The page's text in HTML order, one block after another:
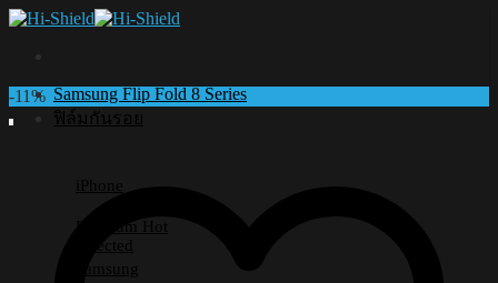
Skip
Samsung Flip Fold 8 Series
ฟิล์มกันรอย
iPhone
Premium
Selected
Samsung
-11%